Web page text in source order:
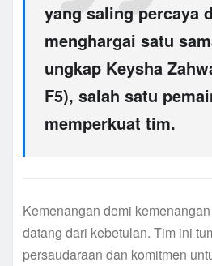
yang saling percaya
menghargai satu
ungkap Keysha
F5), salah satu
memperkuat tim.
Kemenangan demi
datang dari kebetulan. Tim ini
persaudaraan dan komitmen